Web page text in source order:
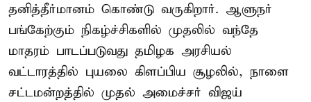
தனித்தீர்மானம் கொண்டு வருகிறார். ஆளுநர்
பங்கேற்கும் நிகழ்ச்சிகளில் முதலில் வந்தே
மாதரம் பாடப்படுவது தமிழக அரசியல்
வட்டாரத்தில் புயலை கிளப்பிய சூழலில், நாளை
சட்டமன்றத்தில் முதல் அமைச்சர் விஜய்